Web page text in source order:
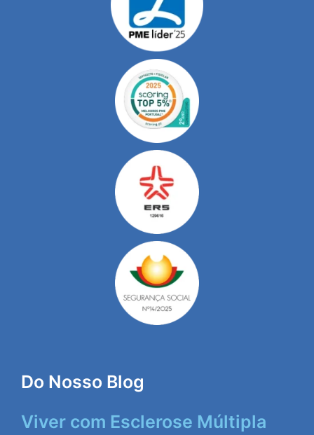
Do Nosso Blog
Viver com Esclerose Múltipla